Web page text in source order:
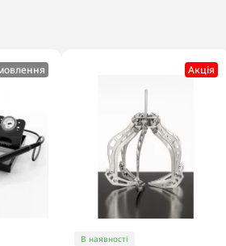
Акцiя
В наявності